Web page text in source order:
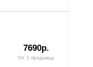
7690р.
От 1 продавца